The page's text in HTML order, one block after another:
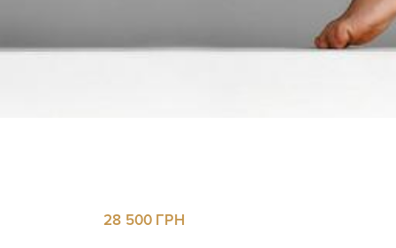
28 500 ГРН